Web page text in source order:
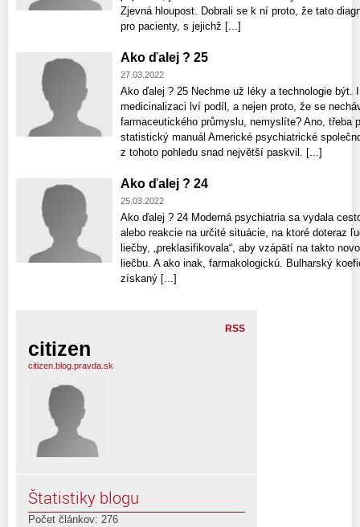
Zjevná hloupost. Dobrali se k ní proto, že tato
pro pacienty, s jejichž [...]
Ako ďalej ? 25
27.03.2022
Ako ďalej ? 25 Nechme už léky a technologie být.
medicinalizaci lví podíl, a nejen proto, že se
farmaceutického průmyslu, nemyslíte? Ano, třeba
statistický manuál Americké psychiatrické
z tohoto pohledu snad největší paskvil. [...]
Ako ďalej ? 24
25.03.2022
Ako ďalej ? 24 Moderná psychiatria sa vydala
alebo reakcie na určité situácie, na ktoré doteraz
liečby, „preklasifikovala“, aby vzápätí na takto
liečbu. A ako inak, farmakologickú. Bulharský
získaný [...]
RSS
citizen
citizen.blog.pravda.sk
Štatistiky blogu
Počet článkov: 276